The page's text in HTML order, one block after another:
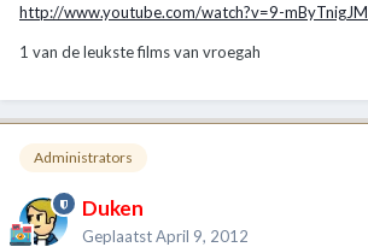
http://www.youtube.com/watch?v=9-mByTnigJM
1 van de leukste films van vroegah
Administrators
Duken
GeplaatstApril 9, 2012